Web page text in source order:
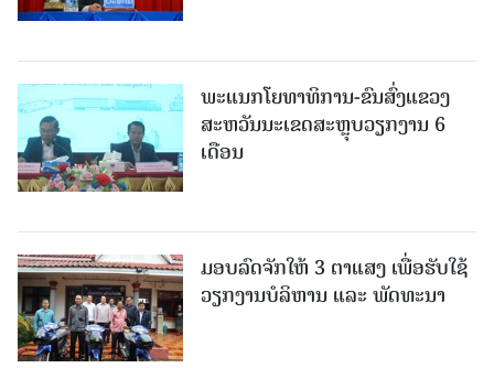
ພະແນກໂຍທາທິການ-ຂົນສົ່ງແຂວງ
ສະຫວັນນະເຂດສະຫຼຸບວຽກງານ 6
ເດືອນ
ມອບລົດຈັກໃຫ້ 3 ຕາແສງ ເພື່ອຮັບໃຊ້
ວຽກງານບໍລິຫານ ແລະ ພັດທະນາ